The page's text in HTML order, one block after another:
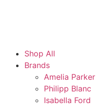
Shop All
Brands
Amelia Parker
Philipp Blanc
Isabella Ford